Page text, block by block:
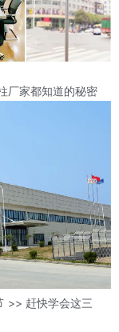
厂家都知道的秘密
>> 赶快学会这三